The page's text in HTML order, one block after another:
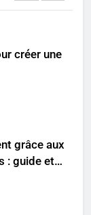
grâce aux
guide et